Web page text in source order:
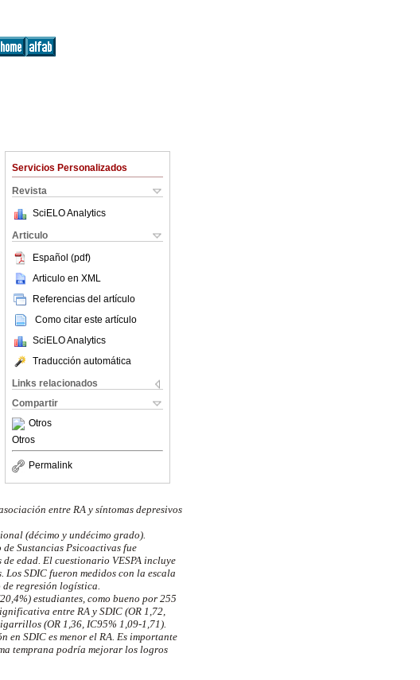
Servicios Personalizados
Revista
SciELO Analytics
Articulo
Español (pdf)
Articulo en XML
Referencias del artículo
Como citar este artículo
SciELO Analytics
Traducción automática
Links relacionados
Compartir
Otros
Otros
Permalink
entre RA y síntomas depresivos
(décimo y undécimo grado).
Sustancias Psicoactivas fue
edad. El cuestionario VESPA incluye
SDIC fueron medidos con la escala
regresión logística.
estudiantes, como bueno por 255
entre RA y SDIC (OR 1,72,
(OR 1,36, IC95% 1,09-1,71).
en SDIC es menor el RA. Es importante
temprana podría mejorar los logros